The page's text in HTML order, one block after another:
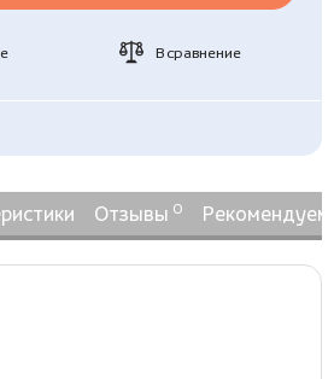
В сравнение
Отзывы 0